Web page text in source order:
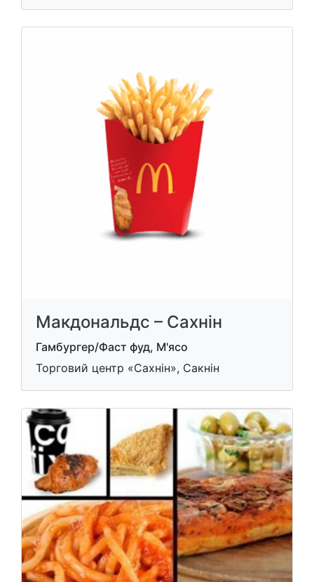
Макдональдс – Сахнін
Гамбургер/Фаст фуд, М'ясо
Торговий центр «Сахнін», Сакнін